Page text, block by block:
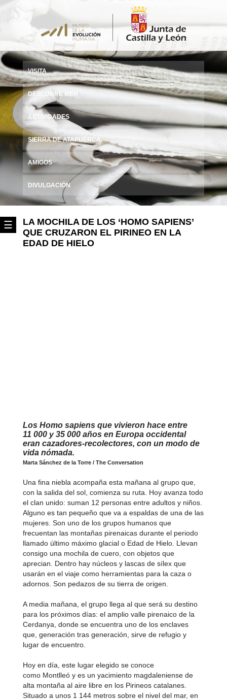
☰
VISITA
DESCUBRE MEH
ACTIVIDADES
SIERRA DE ATAPUERCA
AMIGOS
DIVULGACIÓN
LA MOCHILA DE LOS ‘HOMO SAPIENS’
QUE CRUZARON EL PIRINEO EN LA
EDAD DE HIELO
Los Homo sapiens que vivieron hace entre
11 000 y 35 000 años en Europa occidental
eran cazadores-recolectores, con un modo de
vida nómada.
Marta Sánchez de la Torre / The Conversation
Una fina niebla acompaña esta mañana al grupo que,
con la salida del sol, comienza su ruta. Hoy avanza todo
el clan unido: suman 12 personas entre adultos y niños.
Alguno es tan pequeño que va a espaldas de una de las
mujeres. Son uno de los grupos humanos que
frecuentan las montañas pirenaicas durante el periodo
llamado último máximo glacial o Edad de Hielo. Llevan
consigo una mochila de cuero, con objetos que
aprecian. Dentro hay núcleos y lascas de sílex que
usarán en el viaje como herramientas para la caza o
adornos. Son pedazos de su tierra de origen.
A media mañana, el grupo llega al que será su destino
para los próximos días: el amplio valle pirenaico de la
Cerdanya, donde se encuentra uno de los enclaves
que, generación tras generación, sirve de refugio y
lugar de encuentro.
Hoy en día, este lugar elegido se conoce
como Montlleó y es un yacimiento magdaleniense de
alta montaña al aire libre en los Pirineos catalanes.
Situado a unos 1 144 metros sobre el nivel del mar, en